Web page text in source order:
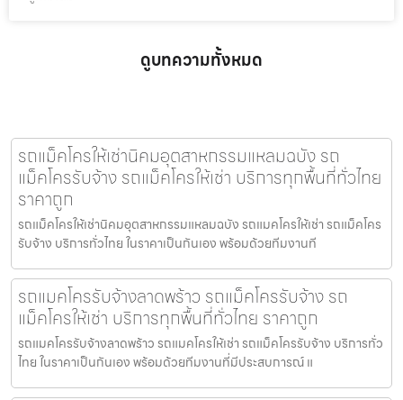
ดูบทความทั้งหมด
รถแม็คโครให้เช่านิคมอุตสาหกรรมแหลมฉบัง รถ
แม็คโครรับจ้าง รถแม็คโครให้เช่า บริการทุกพื้นที่ทั่วไทย
ราคาถูก
รถแม็คโครให้เช่านิคมอุตสาหกรรมแหลมฉบัง รถแมคโครให้เช่า รถแม็คโคร
รับจ้าง บริการทั่วไทย ในราคาเป็นกันเอง พร้อมด้วยทีมงานที
รถแมคโครรับจ้างลาดพร้าว รถแม็คโครรับจ้าง รถ
แม็คโครให้เช่า บริการทุกพื้นที่ทั่วไทย ราคาถูก
รถแมคโครรับจ้างลาดพร้าว รถแมคโครให้เช่า รถแม็คโครรับจ้าง บริการทั่ว
ไทย ในราคาเป็นกันเอง พร้อมด้วยทีมงานที่มีประสบการณ์ แ